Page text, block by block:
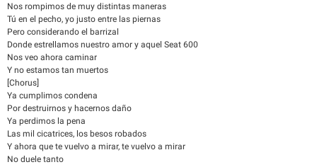
Nos rompimos de muy distintas maneras
Tú en el pecho, yo justo entre las piernas
Pero considerando el barrizal
Donde estrellamos nuestro amor y aquel Seat 600
Nos veo ahora caminar
Y no estamos tan muertos
[Chorus]
Ya cumplimos condena
Por destruirnos y hacernos daño
Ya perdimos la pena
Las mil cicatrices, los besos robados
Y ahora que te vuelvo a mirar, te vuelvo a mirar
No duele tanto